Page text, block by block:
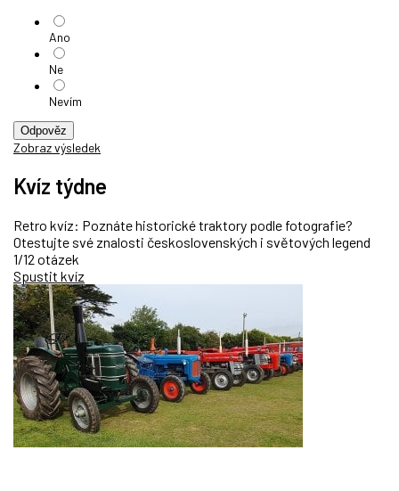
Ano
Ne
Nevím
Odpověz
Zobraz výsledek
Kvíz týdne
Retro kvíz: Poznáte historické traktory podle fotografie?
Otestujte své znalosti československých i světových legend
1/12 otázek
Spustit kvíz